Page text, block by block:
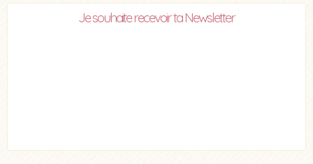
Je souhaite recevoir ta Newsletter